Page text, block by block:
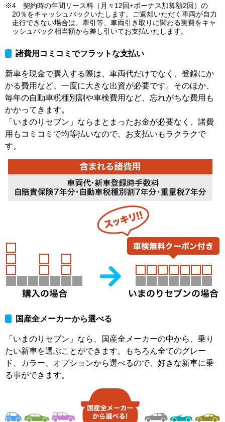
※4 契約時の年間リース料（月々12回+ボーナス加算額2回）の
20％をキャッシュバックいたします。ご返却いただく車両が自力
走行できない場合は、牽引等、車両引き取りに関わる実費をキャ
ッシュバック相当額から差し引いてお支払いたします。
諸費用コミコミでフラットな支払い
新車を現金で購入する際は、車両代だけでなく、登録にか
かる費用など、一度に大きな出資が必要です。そのほか、
毎年の自動車税種別割や車検費用など、忘れがちな費用も
かかってきます。
「いまのりセブン」ならまとまったお金が必要なく、諸費
用もコミコミで均等払いなので、お支払いもラクラクで
す。
国産全メーカーから選べる
「いまのりセブン」なら、国産全メーカーの中から、乗り
たい新車を選ぶことができます。もちろん全てのグレー
ド、カラー、オプションから選べるので、好きな新車に乗
る事ができます。